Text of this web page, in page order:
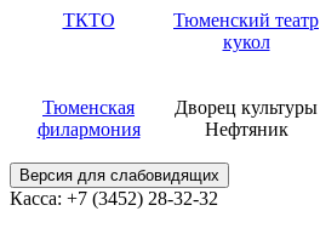
ТКТО
Тюменский театр
кукол
Тюменская
филармония
Дворец культуры
Нефтяник
Версия для слабовидящих
Касса: +7 (3452) 28-32-32